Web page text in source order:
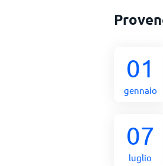
01
gennaio
07
luglio